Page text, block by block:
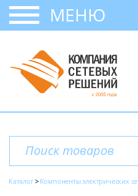
МЕНЮ
Каталог Компоненты электрических